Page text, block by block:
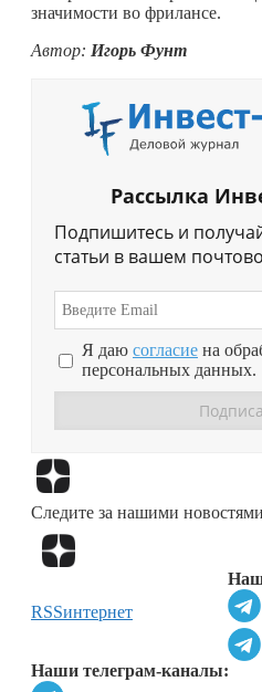
значимости во фрилансе.
Автор: Игорь Фунт
Рассылка
Подпишитесь и
статьи в вашем
Я даю согласие на
персональных данных.
Следите за нашими
Наши телеграм-каналы:
RSSинтернет